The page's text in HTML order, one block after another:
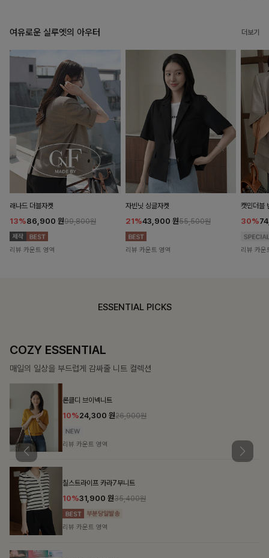
여유로운 실루엣의 아우터 더보기
래나드 더블자켓
13%86,900 원99,800원
리뷰 카운트 영역
자빈닛 싱글자켓
21%43,900 원55,500원
리뷰 카운트 영역
캣민더블
30%
리뷰 카운
ESSENTIAL PICKS
COZY ESSENTIAL
매일의 일상을 부드럽게 감싸줄 니트 컬렉션
론클디 브이넥니트
10%24,300 원26,900원
리뷰 카운트 영역
칠스트라이프 카라7부니트
10%31,900 원35,400원
리뷰 카운트 영역